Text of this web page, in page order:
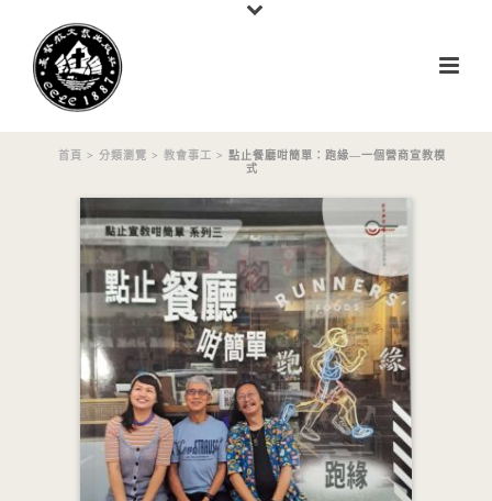
首頁 > 分類瀏覽 > 教會事工 > 點止餐廳咁簡單：跑緣—一個營商宣教模
式